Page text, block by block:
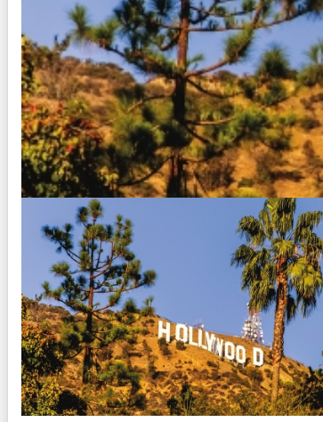
USA - SUEÑOS DEL
Duración:
13Días 12Noches
Paquete Turistico 13 dias 12 noches
Las Vegas Mammoth Lakes o Fresno